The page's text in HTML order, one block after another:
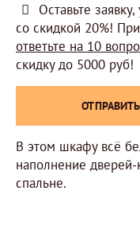
Оставьте
со скидкой 20%!
ответьте на 10
скидку до 5000 руб!
В этом шкафу всё
наполнение
спальне.